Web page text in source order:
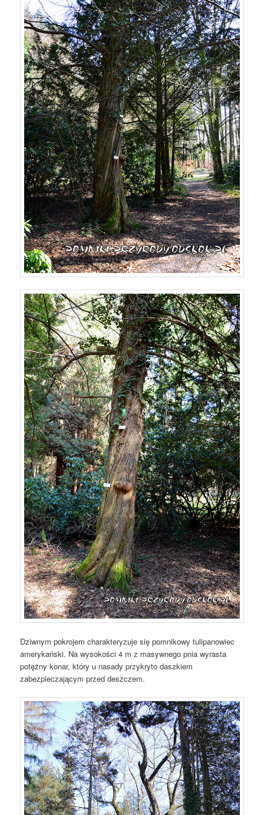
Dziwnym pokrojem charakteryzuje się pomnikowy tulipanowiec
amerykański. Na wysokości 4 m z masywnego pnia wyrasta
potężny konar, który u nasady przykryto daszkiem
zabezpieczającym przed deszczem.